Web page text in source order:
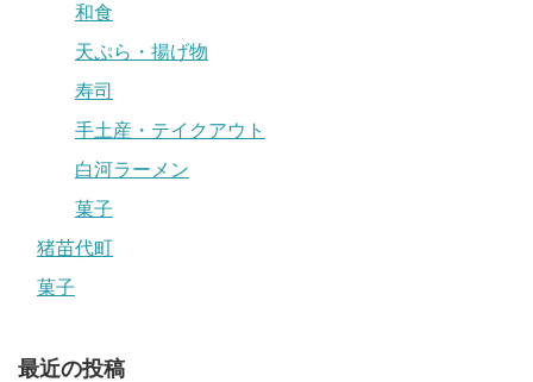
和食
天ぷら・揚げ物
寿司
手土産・テイクアウト
白河ラーメン
菓子
猪苗代町
菓子
最近の投稿